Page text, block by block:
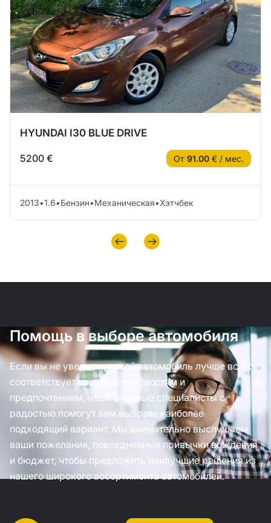
HYUNDAI I30 BLUE DRIVE
5200 € От 91.00 € / мес.
2013•1.6•Бензин•Механическая•Хэтчбек
Помощь в выборе автомобиля
Если вы не уверены, какой автомобиль лучше всего
соответствует вашим потребностям и
предпочтениям, наши опытные специалисты с
радостью помогут вам выбрать наиболее
подходящий вариант. Мы внимательно выслушаем
ваши пожелания, повседневные привычки вождения
и бюджет, чтобы предложить наилучшие решения из
нашего широкого ассортимента автомобилей.